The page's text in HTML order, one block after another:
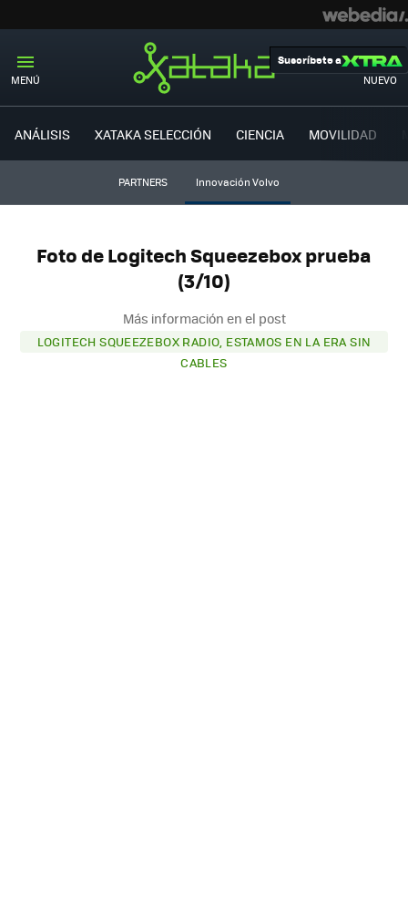
MENÚ NUEVO
Suscríbete a
ANÁLISIS XATAKA SELECCIÓN CIENCIA MOVILIDAD
PARTNERS Innovación Volvo
Foto de Logitech Squeezebox prueba
(3/10)
Más información en el post
LOGITECH SQUEEZEBOX RADIO, ESTAMOS EN LA ERA SIN
CABLES